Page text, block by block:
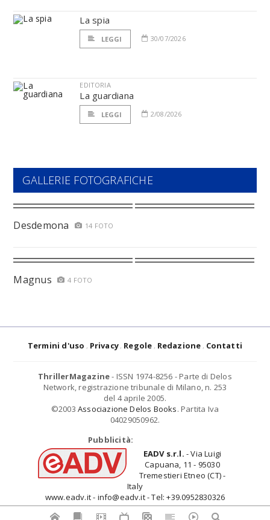
La spia
LEGGI 30/07/2026
EDITORIA
La guardiana
LEGGI 2/08/2026
GALLERIE FOTOGRAFICHE
Desdemona 14 FOTO
Magnus 4 FOTO
Termini d'uso Privacy Regole Redazione Contatti
ThrillerMagazine- ISSN 1974-8256 - Parte di Delos
Network, registrazione tribunale di Milano, n. 253
del 4 aprile 2005.
©2003 Associazione Delos Books. Partita Iva
04029050962.
Pubblicità:
EADV s.r.l. - Via Luigi
Capuana, 11 - 95030
Tremestieri Etneo (CT) -
Italy
www.eadv.it - info@eadv.it - Tel: +39.0952830326